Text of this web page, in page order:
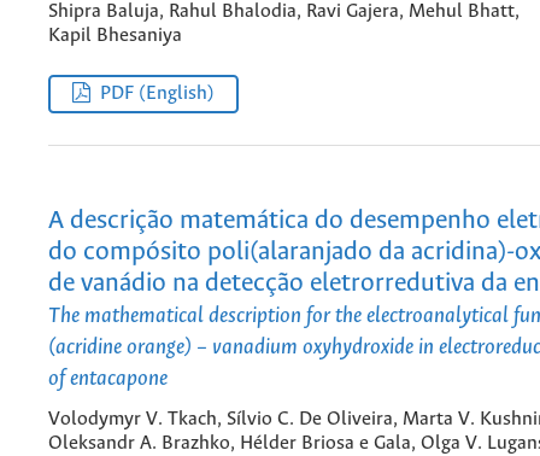
Shipra Baluja, Rahul Bhalodia, Ravi Gajera, Mehul Bhatt,
Kapil Bhesaniya
PDF (English)
A descrição matemática do desempenho
do compósito poli(alaranjado da acridina)-
de vanádio na detecção eletrorredutiva da
The mathematical description for the electroanalytical
(acridine orange) – vanadium oxyhydroxide in
of entacapone
Volodymyr V. Tkach, Sílvio C. De Oliveira, Marta V.
Oleksandr A. Brazhko, Hélder Briosa e Gala, Olga V.